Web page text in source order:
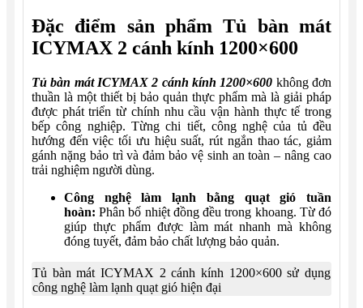
Đặc điểm sản phẩm Tủ bàn mát
ICYMAX 2 cánh kính 1200×600
Tủ bàn mát ICYMAX 2 cánh kính 1200×600 không đơn
thuần là một thiết bị bảo quản thực phẩm mà là giải pháp
được phát triển từ chính nhu cầu vận hành thực tế trong
bếp công nghiệp. Từng chi tiết, công nghệ của tủ đều
hướng đến việc tối ưu hiệu suất, rút ngắn thao tác, giảm
gánh nặng bảo trì và đảm bảo vệ sinh an toàn – nâng cao
trải nghiệm người dùng.
Công nghệ làm lạnh bằng quạt gió tuần
hoàn: Phân bố nhiệt đồng đều trong khoang. Từ đó
giúp thực phẩm được làm mát nhanh mà không
đóng tuyết, đảm bảo chất lượng bảo quản.
Tủ bàn mát ICYMAX 2 cánh kính 1200×600 sử dụng
công nghệ làm lạnh quạt gió hiện đại